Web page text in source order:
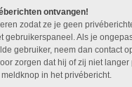
ontvangen!
zodat ze je geen
gebruikerspaneel. Als je
gebruiker, neem dan contact
zorgen dat hij of zij niet langer
in het privébericht.